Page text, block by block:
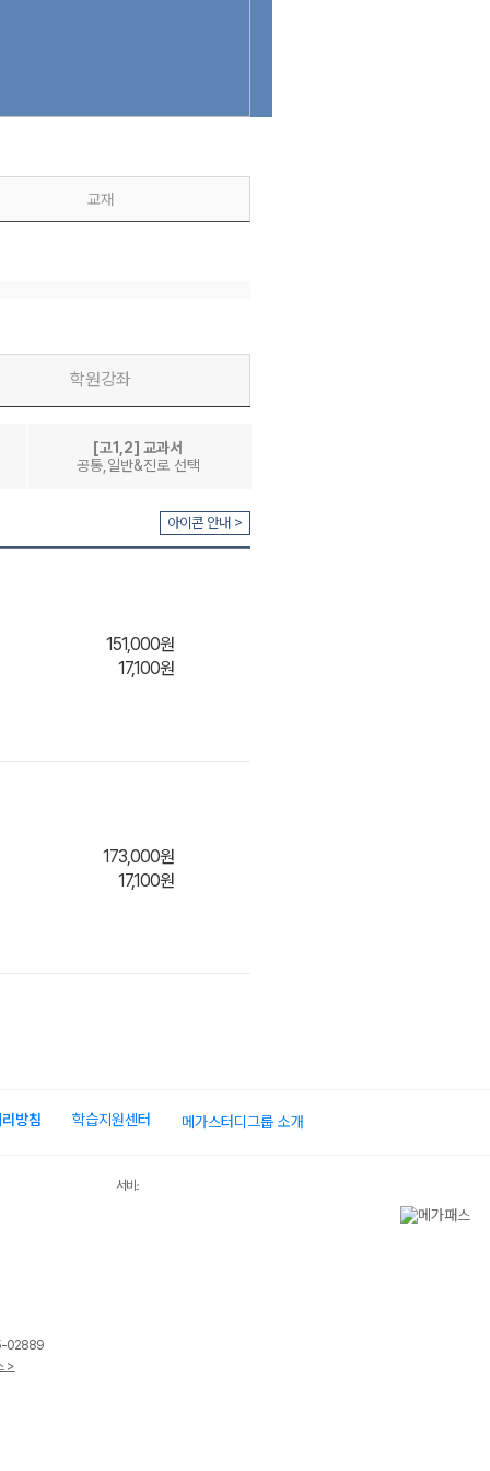
교재
학원강좌
[고1,2] 교과서
공통,일반&진로 선택
아이콘 안내 >
151,000원
17,100원
173,000원
17,100원
방침 학습지원센터 메가스터디그룹 소개
서비스 가입사실 확인
02889
>